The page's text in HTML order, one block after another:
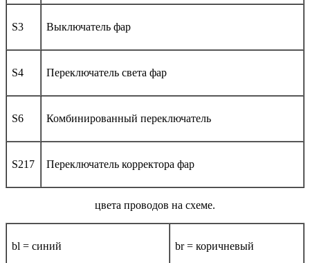
S3 Выключатель фар
S4 Переключатель света фар
S6 Комбинированный переключатель
S217 Переключатель корректора фар
цвета проводов на схеме.
bl = синий br = коричневый